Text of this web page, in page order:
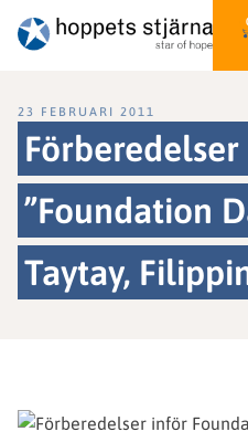
23 FEBRUARI 2011
”Foundation
Taytay,